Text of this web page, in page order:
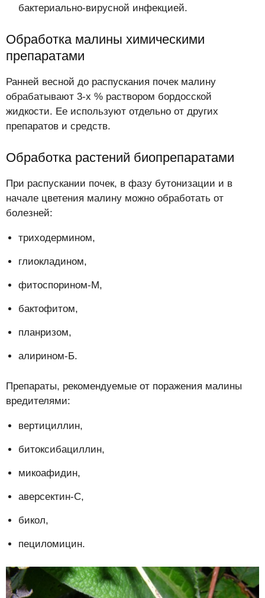
бактериально-вирусной инфекцией.
Обработка малины химическими
препаратами
Ранней весной до распускания почек малину
обрабатывают 3-х % раствором бордосской
жидкости. Ее используют отдельно от других
препаратов и средств.
Обработка растений биопрепаратами
При распускании почек, в фазу бутонизации и в
начале цветения малину можно обработать от
болезней:
триходермином,
глиокладином,
фитоспорином-М,
бактофитом,
планризом,
алирином-Б.
Препараты, рекомендуемые от поражения малины
вредителями:
вертициллин,
битоксибациллин,
микоафидин,
аверсектин-С,
бикол,
пециломицин.